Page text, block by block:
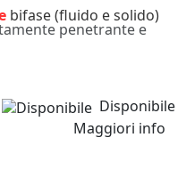
bifase (fluido e solido)
penetrante e
Disponibile
Maggiori info